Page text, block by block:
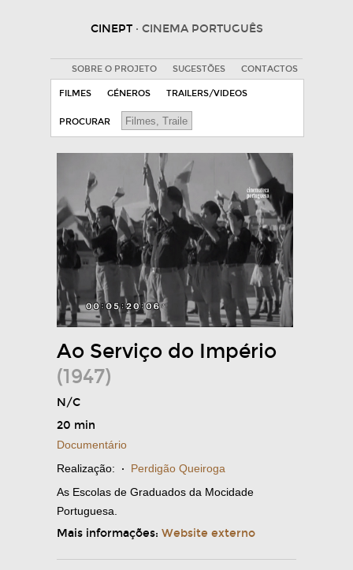
CINEPT · CINEMA PORTUGUÊS
SOBRE O PROJETO SUGESTÕES CONTACTOS
FILMES GÉNEROS TRAILERS/VIDEOS
PROCURAR
Ao Serviço do Império
(1947)
N/C
20 min
Documentário
Realização: · Perdigão Queiroga
As Escolas de Graduados da Mocidade
Portuguesa.
Mais informações: Website externo